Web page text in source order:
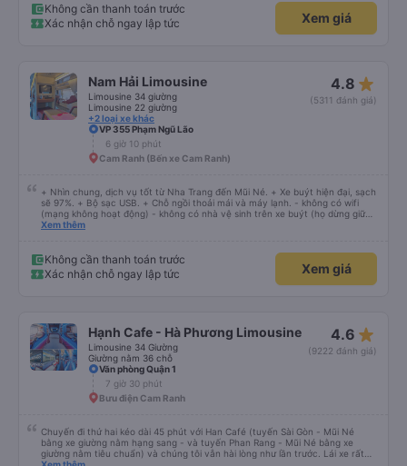
Không cần thanh toán trước
Xác nhận chỗ ngay lập tức
Xem giá
Nam Hải Limousine
Limousine 34 giường
Limousine 22 giường
+2 loại xe khác
4.8 star_rate
(5311 đánh giá)
VP 355 Phạm Ngũ Lão
6 giờ 10 phút
Cam Ranh (Bến xe Cam Ranh)
+ Nhìn chung, dịch vụ tốt từ Nha Trang đến Mũi Né. + Xe buýt hiện đại, sạch
sẽ 97%. + Bộ sạc USB. + Chỗ ngồi thoải mái và máy lạnh. - không có wifi
(mạng không hoạt động) - không có nhà vệ sinh trên xe buýt (họ dừng giữa
chừng) Họ gọi cho tôi và nói với tôi rằng xe buýt sẽ khởi hành sớm 45 phút
đường cao tốc nhanh, mới, hiện đại phục vụ tuyến đường này mà lái xe trên
những con đường nhỏ, chậm rãi. Nếu họ sử dụng đường cao tốc và không
dừng quá lâu ở phần còn lại trên đỉnh, tôi nghĩ thời gian di chuyển có thể
Xem thêm
Không cần thanh toán trước
Xác nhận chỗ ngay lập tức
Xem giá
Hạnh Cafe - Hà Phương Limousine
Limousine 34 Giường
Giường nằm 36 chỗ
4.6 star_rate
(9222 đánh giá)
Văn phòng Quận 1
7 giờ 30 phút
Bưu điện Cam Ranh
Chuyến đi thứ hai kéo dài 45 phút với Han Café (tuyến Sài Gòn - Mũi Né
bằng xe giường nằm hạng sang - và tuyến Phan Rang - Mũi Né bằng xe
giường nằm tiêu chuẩn) và chúng tôi vẫn hài lòng như lần trước. Lái xe rất